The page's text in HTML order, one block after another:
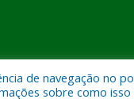
Municipal de Pau
de navegação no
sobre como